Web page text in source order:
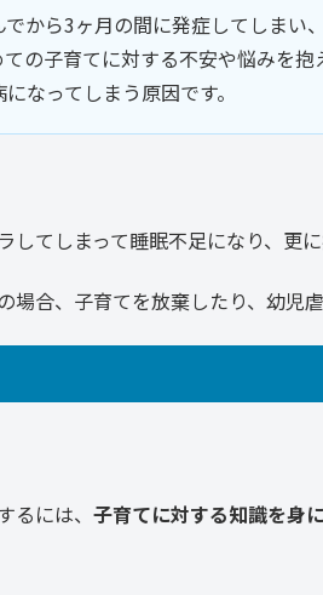
から3ヶ月の間に発症してしまい
の子育てに対する不安や悩みを
なってしまう原因です。
てしまって睡眠不足になり、更
場合、子育てを放棄したり、幼児
には、 子育てに対する知識を身